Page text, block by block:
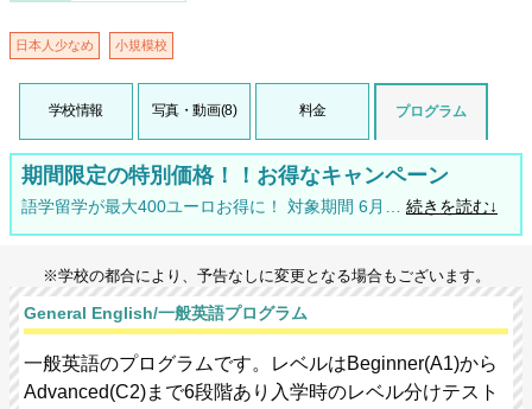
日本人少なめ 小規模校
学校情報 写真・動画(8) 料金 プログラム
期間限定の特別価格！！お得なキャンペーン
語学留学が最大400ユーロお得に！ 対象期間 6月… 続きを読む↓
※学校の都合により、予告なしに変更となる場合もございます。
General English/一般英語プログラム
一般英語のプログラムです。レベルはBeginner(A1)から
Advanced(C2)まで6段階あり入学時のレベル分けテスト